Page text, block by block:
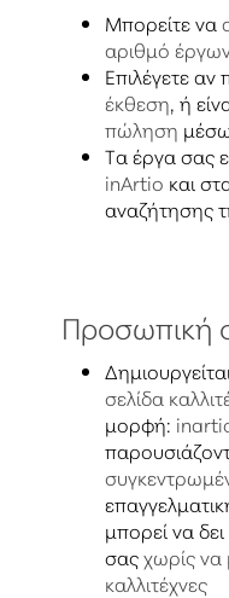
Μπορείτε να
αριθμό
Eπιλέγετε αν
έκθεση, ή
πώληση
Τα έργα σας
inArtio και
αναζήτησης
Προσωπική
σελίδα
μορφή:
μπορεί να
σαςχωρίς να
καλλιτέχνες